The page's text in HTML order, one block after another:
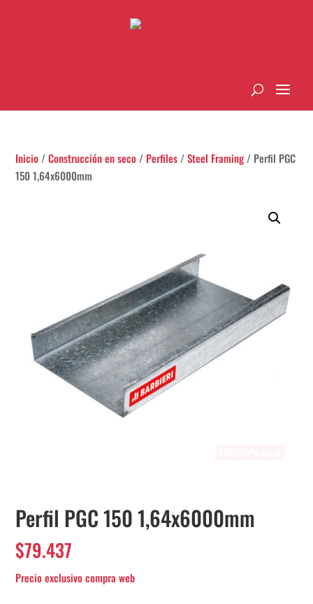
Inicio /Construcción en seco / Perfiles /Steel Framing / Perfil PGC
150 1,64x6000mm
Perfil PGC 150 1,64x6000mm
$79.437